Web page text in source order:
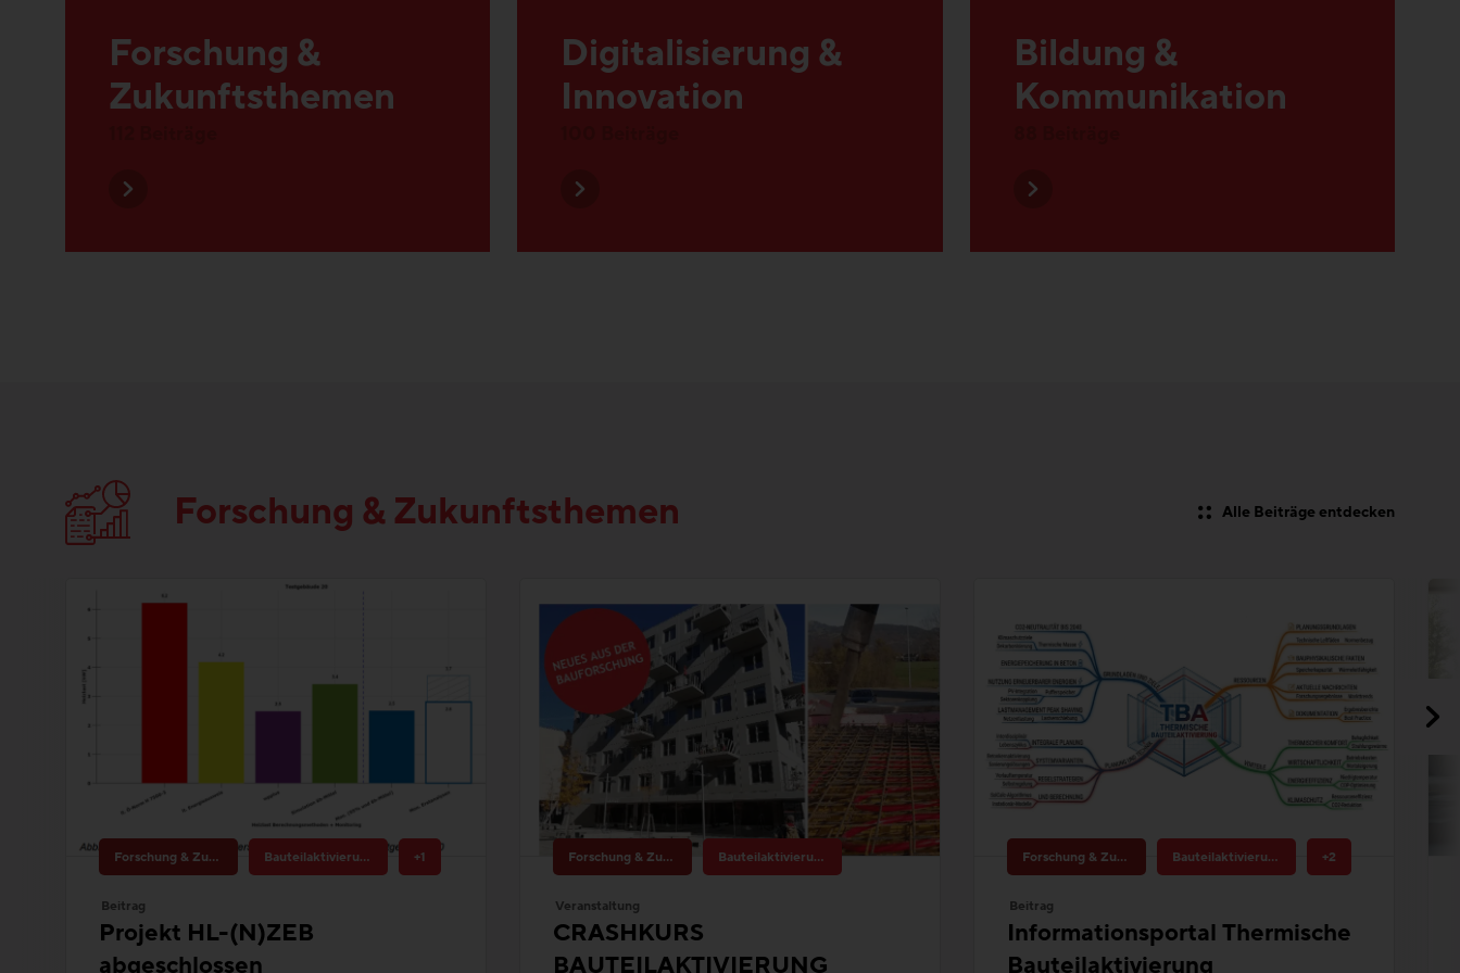
112 Beiträge 100 Beiträge 88 Beiträge
Projekt HL-(N)ZEB
abgeschlossen
Überdimensionierung der
Wärmebereitstellungssysteme
Forschung & Zukunftsthemen Bauteilaktivierung
Veranstaltung
CRASHKURS
BAUTEILAKTIVIERUNG
Do. 26. November 2026, 10:30 - 14:30
Massive Gebäudeteile als
Forschung & Zukunftsthemen Bauteilaktivierung
Informationsportal Thermische
Bauteilaktivierung
Überblick über Projektentwicklung,
Planungsgrundsätze und Best Practices